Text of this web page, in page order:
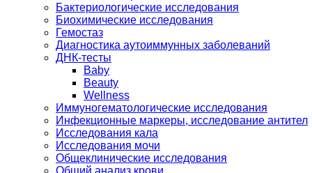
Бактериологические исследования
Биохимические исследования
Гемостаз
Диагностика аутоиммунных заболеваний
ДНК-тесты
Baby
Beauty
Wellness
Иммуногематологические исследования
Инфекционные маркеры, исследование антител
Исследования кала
Исследования мочи
Общеклинические исследования